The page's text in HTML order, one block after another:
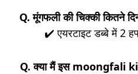
Q. मूंगफली की चिक्की कितने
✔️ एयरटाइट डब्बे में 2
Q. क्या मैं इस moongfali